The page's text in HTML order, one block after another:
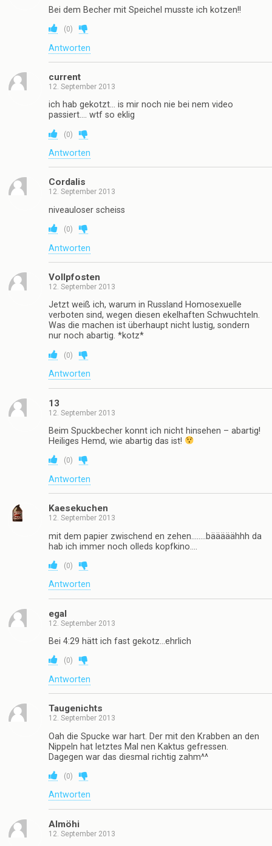
Bei dem Becher mit Speichel musste ich kotzen!!
(0)
Antworten
current
12. September 2013
ich hab gekotzt… is mir noch nie bei nem video
passiert…. wtf so eklig
(0)
Antworten
Cordalis
12. September 2013
niveauloser scheiss
(0)
Antworten
Vollpfosten
12. September 2013
Jetzt weiß ich, warum in Russland Homosexuelle
verboten sind, wegen diesen ekelhaften Schwuchteln.
Was die machen ist überhaupt nicht lustig, sondern
nur noch abartig. *kotz*
(0)
Antworten
13
12. September 2013
Beim Spuckbecher konnt ich nicht hinsehen – abartig!
Heiliges Hemd, wie abartig das ist!
(0)
Antworten
Kaesekuchen
12. September 2013
mit dem papier zwischend en zehen……..bääääähhh da
hab ich immer noch olleds kopfkino….
(0)
Antworten
egal
12. September 2013
Bei 4:29 hätt ich fast gekotz…ehrlich
(0)
Antworten
Taugenichts
12. September 2013
Oah die Spucke war hart. Der mit den Krabben an den
Nippeln hat letztes Mal nen Kaktus gefressen.
Dagegen war das diesmal richtig zahm^^
(0)
Antworten
Almöhi
12. September 2013